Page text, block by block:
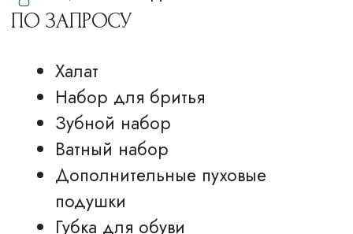
Калуга, ул. Салтыкова-Щедрина, 74,
+7 (4842) 50-07-00 (круглосуточно)
reservation@hiltonkaluga.ru